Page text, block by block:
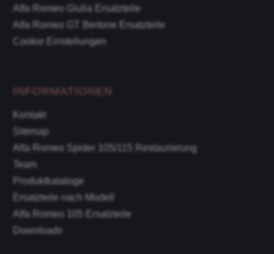
Alfa Romeo Giulia Ersatzteile
Alfa Romeo GT Bertone Ersatzteile
Cookie Einstellungen
INFORMATIONEN
Kontakt
Sitemap
Alfa Romeo Spider 105/115 Restaurierung
Team
Produktkataloge
Ersatzteile nach Modell
Alfa Romeo 105 Ersatzteile
Downloads